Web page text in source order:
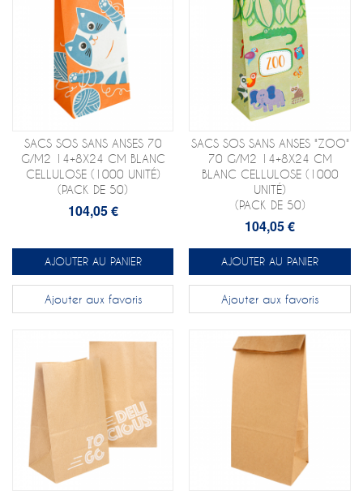
SACS SOS SANS ANSES 70
G/M2 14+8X24 CM BLANC
CELLULOSE (1000 UNITÉ)
(PACK DE 50)
104,05 €
AJOUTER AU PANIER
Ajouter aux favoris
SACS SOS SANS ANSES "ZOO"
70 G/M2 14+8X24 CM
BLANC CELLULOSE (1000
UNITÉ)
(PACK DE 50)
104,05 €
AJOUTER AU PANIER
Ajouter aux favoris